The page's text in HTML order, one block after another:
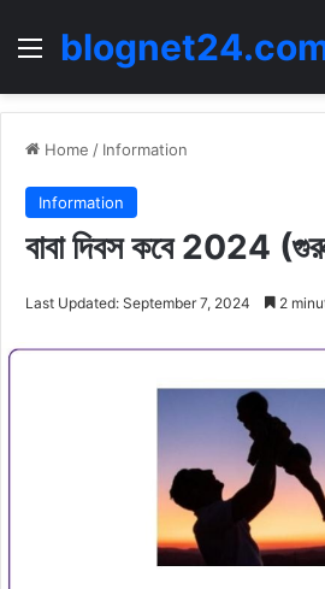
Menu
Home / Information
Information
বাবা দিবস কবে 2024
Last Updated: September 7, 2024 2